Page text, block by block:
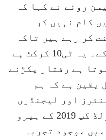
روئے نے کہا کہ
کام نہیں کر
کر رہے ہیں تاکہ
درست بیلنس حاصل ہو سکے۔ یہ ٹی10 کرکٹ ہے
ہے رفتار پکڑنے
یقین ہے کہ ہم
اور لیجنڈری
کوچ پر مکمل اعتمادورلڈ کپ 2019 کے ہیرو
موجود تجربہ